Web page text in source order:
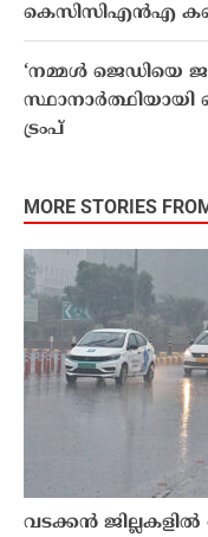
കെസിസിഎൻഎ
‘നമ്മൾ ജെഡിയെ
ട്രംപ്
MORE STORIES
വടക്കൻ ജില്ലകളിൽ